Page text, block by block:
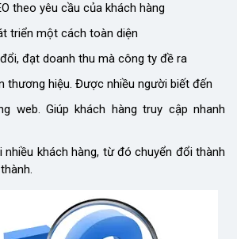
theo yêu cầu của khách hàng
triển một cách toàn diện
đạt doanh thu mà công ty đề ra
thương hiệu. Được nhiều người biết đến
web. Giúp khách hàng truy cập nhanh
khách hàng, từ đó chuyển đổi thành